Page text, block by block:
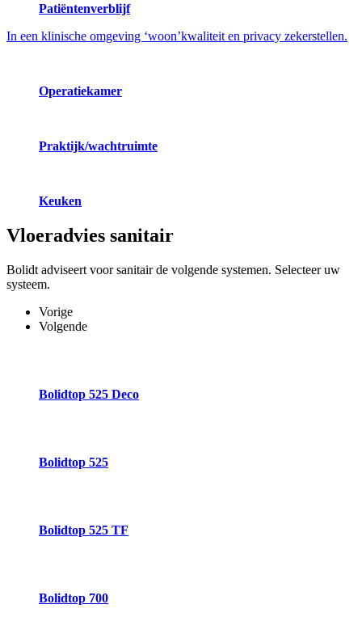
Patiëntenverblijf
In een klinische omgeving ‘woon’kwaliteit en privacy zekerstellen.
Operatiekamer
Praktijk/wachtruimte
Keuken
Vloeradvies sanitair
Bolidt adviseert voor sanitair de volgende systemen. Selecteer uw
systeem.
Vorige
Volgende
Bolidtop 525 Deco
Bolidtop 525
Bolidtop 525 TF
Bolidtop 700